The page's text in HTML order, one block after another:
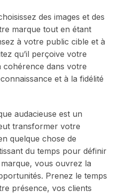
des images et des
marque tout en étant
à votre public cible et à
qu’il perçoive votre
cohérence dans votre
et à la fidélité
audacieuse est un
transformer votre
quelque chose de
du temps pour définir
vous ouvrez la
Prenez le temps
présence, vos clients